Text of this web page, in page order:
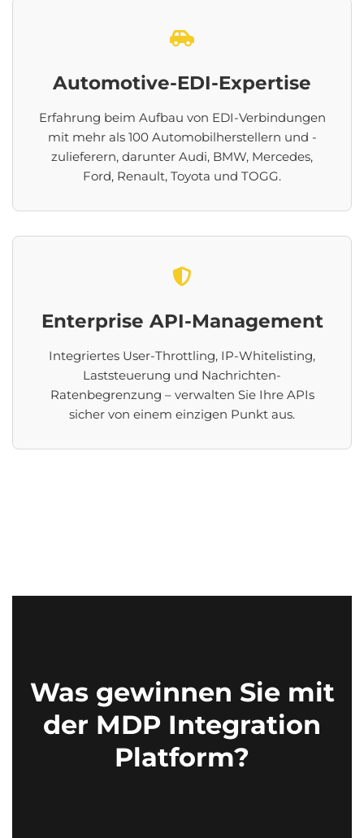
Automotive-EDI-Expertise
Erfahrung beim Aufbau von EDI-Verbindungen
mit mehr als 100 Automobilherstellern und -
zulieferern, darunter Audi, BMW, Mercedes,
Ford, Renault, Toyota und TOGG.
Enterprise API-Management
Integriertes User-Throttling, IP-Whitelisting,
Laststeuerung und Nachrichten-
Ratenbegrenzung – verwalten Sie Ihre APIs
sicher von einem einzigen Punkt aus.
Was gewinnen Sie mit
der MDP Integration
Platform?